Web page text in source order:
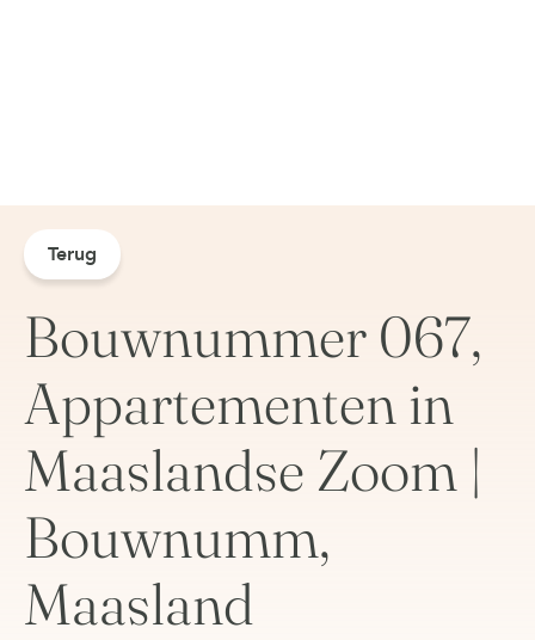
Terug
Bouwnummer 067,
Appartementen in
Maaslandse Zoom |
Bouwnumm,
Maasland